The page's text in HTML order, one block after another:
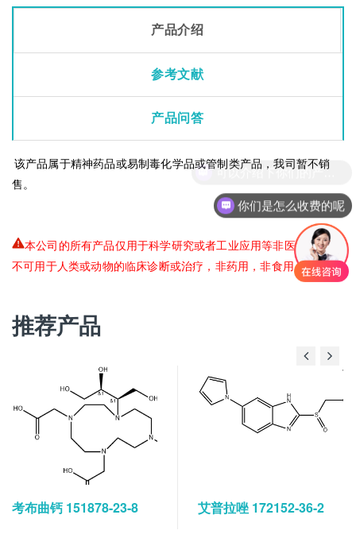
产品介绍
参考文献
产品问答
该产品属于精神药品或易制毒化学品或管制类产品，我司暂不销
售。
本公司的所有产品仅用于科学研究或者工业应用等非医疗目的，
不可用于人类或动物的临床诊断或治疗，非药用，非食用。
推荐产品
考布曲钙 151878-23-8 艾普拉唑 172152-36-2
可以介绍下你们的产品么
你们是怎么收费的呢